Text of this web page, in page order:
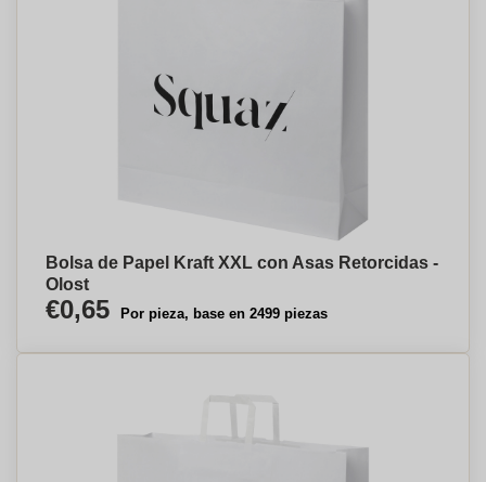
Bolsa de Papel Kraft XXL con Asas Retorcidas -
Olost
€0,65 Por pieza, base en 2499 piezas